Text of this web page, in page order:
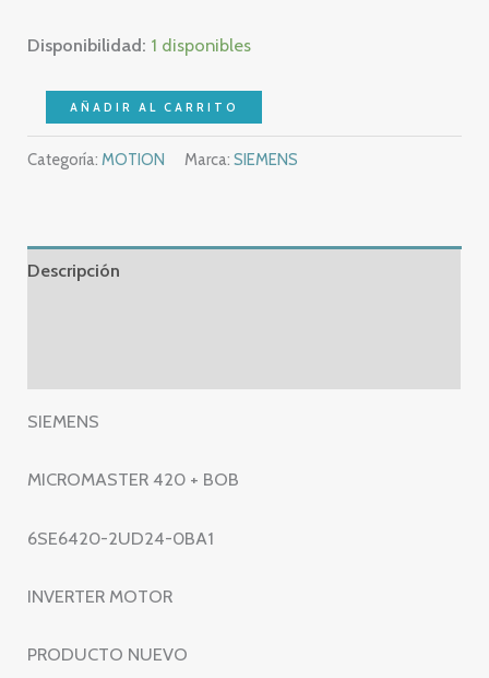
Disponibilidad: 1 disponibles
–
SIEMENS
+
BOB
-
420-
0BA1
INVERTER
cantidad
AÑADIR AL CARRITO
Categoría:MOTION Marca:SIEMENS
Descripción
SIEMENS
MICROMASTER 420 + BOB
6SE6420-2UD24-0BA1
INVERTER MOTOR
PRODUCTO NUEVO